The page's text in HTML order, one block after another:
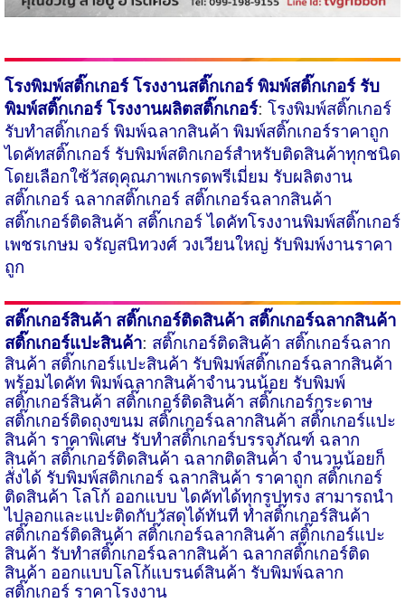
โรงพิมพ์สติ๊กเกอร์โรงงานสติ๊กเกอร์ พิมพ์สติ๊กเกอร์ รับ
พิมพ์สติ๊กเกอร์ โรงงานผลิตสติ๊กเกอร์: โรงพิมพ์สติ๊กเกอร์
รับทำสติ๊กเกอร์ พิมพ์ฉลากสินค้า พิมพ์สติ๊กเกอร์ราคาถูก
ไดคัทสติ๊กเกอร์ รับพิมพ์สติกเกอร์สำหรับติดสินค้าทุกชนิด
โดยเลือกใช้วัสดุคุณภาพ​เกรดพรีเมี่ยม รับผลิตงาน
สติ๊กเกอร์ ฉลากสติ๊กเกอร์ สติ๊กเกอร์ฉลากสินค้า
สติ๊กเกอร์ติดสินค้า สติ๊กเกอร์ ไดคัทโรงงานพิมพ์สติ๊กเกอร์
เพชรเกษม จรัญสนิทวงศ์ วงเวียนใหญ่ รับพิมพ์งานราคา
ถูก
สติ๊กเกอร์สินค้า สติ๊กเกอร์ติดสินค้าสติ๊กเกอร์ฉลากสินค้า
สติ๊กเกอร์แปะสินค้า: สติ๊กเกอร์ติดสินค้า สติ๊กเกอร์ฉลาก
สินค้า สติ๊กเกอร์แปะสินค้า รับพิมพ์สติ๊กเกอร์ฉลากสินค้า
พร้อมไดคัท พิมพ์ฉลากสินค้าจำนวนน้อย รับพิมพ์
สติ๊กเกอร์สินค้า สติ๊กเกอร์ติดสินค้า สติ๊กเกอร์กระดาษ
สติ๊กเกอร์ติดถุงขนม สติ๊กเกอร์ฉลากสินค้า สติ๊กเกอร์แปะ
สินค้า ราคาพิเศษ รับทำสติ๊กเกอร์บรรจุภัณฑ์ ฉลาก
สินค้า สติ๊กเกอร์ติดสินค้า ฉลากติดสินค้า จำนวนน้อยก็
สั่งได้ รับพิมพ์สติกเกอร์ ฉลากสินค้า ราคาถูก สติ๊กเกอร์
ติดสินค้า โลโก้ ออกแบบ ไดคัทได้ทุกรูปทรง สามารถนำ
ไปลอก​และแปะติดกับวัสดุได้ทันที ทำสติ๊กเกอร์สินค้า
สติ๊กเกอร์ติดสินค้า สติ๊กเกอร์ฉลากสินค้า สติ๊กเกอร์แปะ
สินค้า รับทำสติ๊กเกอร์ฉลากสินค้า ฉลาก​สติ๊กเกอร์ติด
สินค้า ออกแบบโลโก้แบรนด์สินค้า รับพิมพ์ฉลาก
สติ๊กเกอร์ ราคาโรงงาน